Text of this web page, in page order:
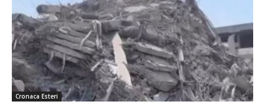
Cronaca Esteri